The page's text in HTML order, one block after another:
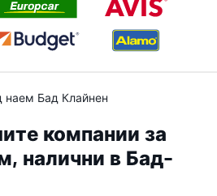
наем Бад Клайнен
компании за
налични в Бад-